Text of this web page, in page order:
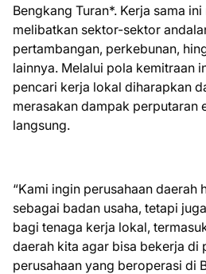
Bengkang Turan*. Kerja sama
melibatkan sektor-sektor
pertambangan, perkebunan,
lainnya. Melalui pola kemitraan
pencari kerja lokal diharapkan
merasakan dampak perputaran
langsung.
“Kami ingin perusahaan daerah
sebagai badan usaha, tetapi
bagi tenaga kerja lokal,
daerah kita agar bisa bekerja di
perusahaan yang beroperasi di